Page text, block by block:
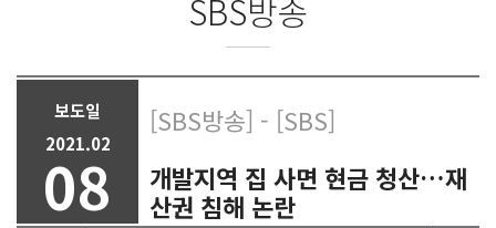
SBS방송
보도일
2021.02
08
[SBS방송] - [SBS]
개발지역 집 사면 현금 청산…재
산권 침해 논란